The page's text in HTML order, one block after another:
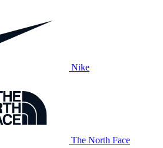
Nike
The North Face